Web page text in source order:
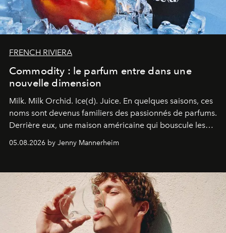
FRENCH RIVIERA
Commodity : le parfum entre dans une
nouvelle dimension
Milk. Milk Orchid. Ice(d). Juice. En quelques saisons, ces
noms sont devenus familiers des passionnés de parfums.
Derrière eux, une maison américaine qui bouscule les
codes de la parfumerie contemporaine en proposant
une approche aussi intuitive que personnelle :
05.08.2026 by Jenny Mannerheim